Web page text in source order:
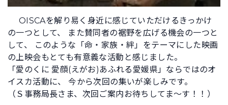
OISCAを解り易く身近に感じていただけるきっかけ
の一つとして、 また賛同者の裾野を広げる機会の一つと
して、 このような「命・家族・絆」をテーマにした映画
の上映会もとても有意義な活動と感じました。
「愛のくに 愛顔(えがお)あふれる愛媛県」ならではのオ
イスカ活動に、 今から次回の集いが楽しみです。
（Ｓ事務局長さま、次回ご案内お待ちしてま～す！！）